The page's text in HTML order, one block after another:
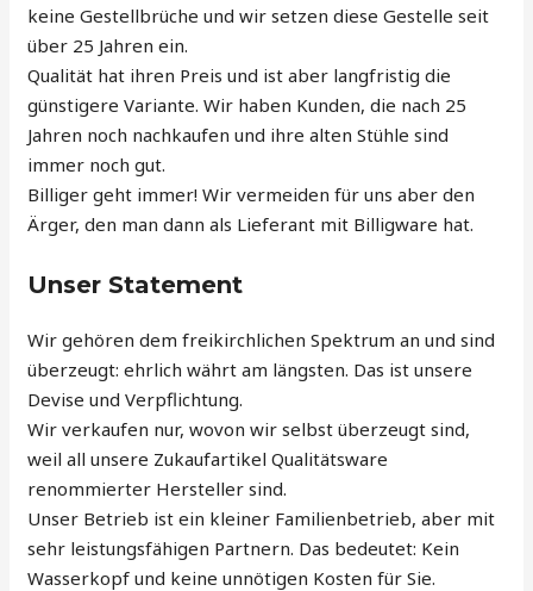
keine Gestellbrüche und wir setzen diese Gestelle seit
über 25 Jahren ein.
Qualität hat ihren Preis und ist aber langfristig die
günstigere Variante. Wir haben Kunden, die nach 25
Jahren noch nachkaufen und ihre alten Stühle sind
immer noch gut.
Billiger geht immer! Wir vermeiden für uns aber den
Ärger, den man dann als Lieferant mit Billigware hat.
Unser Statement
Wir gehören dem freikirchlichen Spektrum an und sind
überzeugt: ehrlich währt am längsten. Das ist unsere
Devise und Verpflichtung.
Wir verkaufen nur, wovon wir selbst überzeugt sind,
weil all unsere Zukaufartikel Qualitätsware
renommierter Hersteller sind.
Unser Betrieb ist ein kleiner Familienbetrieb, aber mit
sehr leistungsfähigen Partnern. Das bedeutet: Kein
Wasserkopf und keine unnötigen Kosten für Sie.